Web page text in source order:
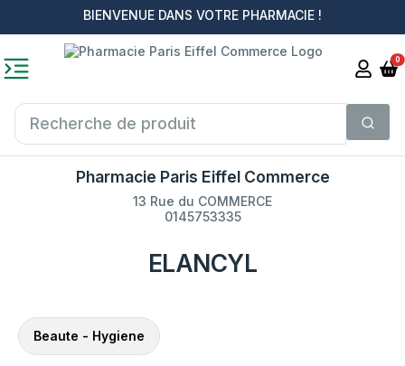
BIENVENUE DANS VOTRE PHARMACIE !
0
Pharmacie Paris Eiffel Commerce
13 Rue du COMMERCE
0145753335
ELANCYL
Beaute - Hygiene